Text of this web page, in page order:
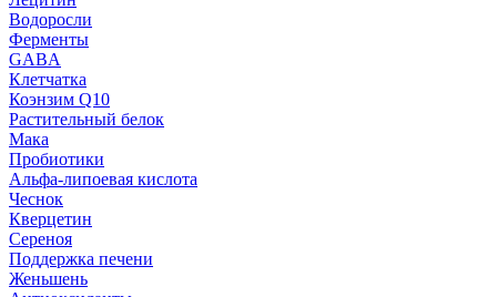
Водоросли
Ферменты
GABA
Клетчатка
Коэнзим Q10
Растительный белок
Мака
Пробиотики
Альфа-липоевая кислота
Чеснок
Кверцетин
Сереноя
Поддержка печени
Женьшень